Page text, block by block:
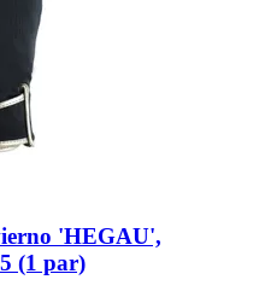
'HEGAU',
(1 par)